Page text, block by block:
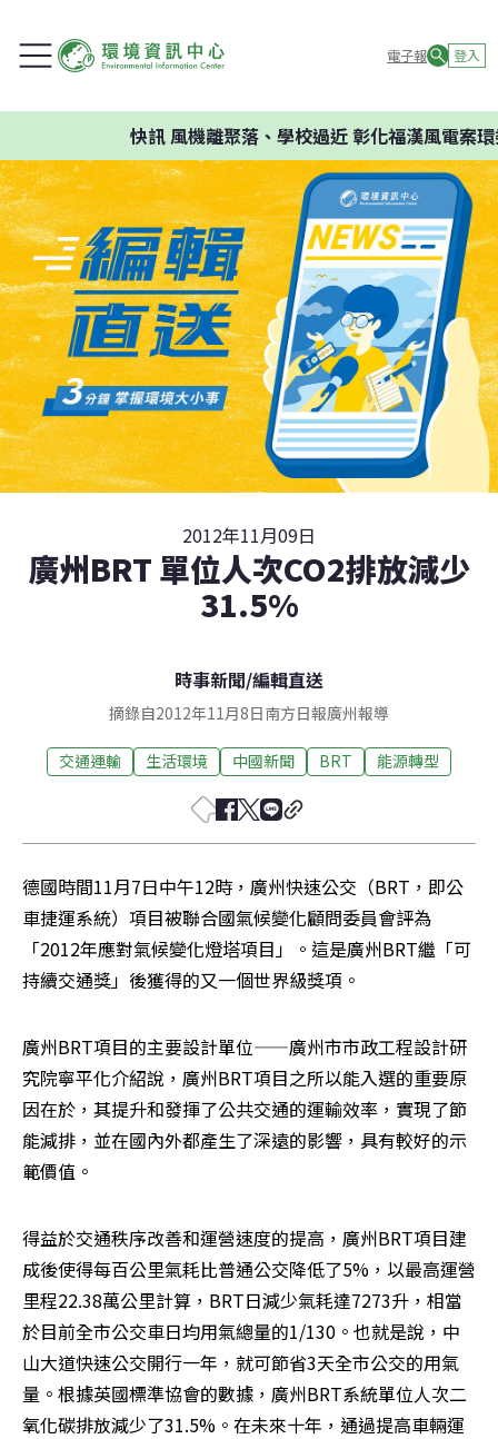
電子報 登入
快訊風機離聚落、學校過近 彰化福漢風電案環
2012年11月09日
廣州BRT 單位人次CO2排放減少
31.5%
時事新聞/編輯直送
摘錄自2012年11月8日南方日報廣州報導
交通運輸 生活環境 中國新聞 BRT 能源轉型
德國時間11月7日中午12時，廣州快速公交（BRT，即公
車捷運系統）項目被聯合國氣候變化顧問委員會評為
「2012年應對氣候變化燈塔項目」。這是廣州BRT繼「可
持續交通獎」後獲得的又一個世界級獎項。
廣州BRT項目的主要設計單位——廣州市市政工程設計研
究院寧平化介紹說，廣州BRT項目之所以能入選的重要原
因在於，其提升和發揮了公共交通的運輸效率，實現了節
能減排，並在國內外都產生了深遠的影響，具有較好的示
範價值。
得益於交通秩序改善和運營速度的提高，廣州BRT項目建
成後使得每百公里氣耗比普通公交降低了5%，以最高運營
里程22.38萬公里計算，BRT日減少氣耗達7273升，相當
於目前全市公交車日均用氣總量的1/130。也就是說，中
山大道快速公交開行一年，就可節省3天全市公交的用氣
量。根據英國標準協會的數據，廣州BRT系統單位人次二
氧化碳排放減少了31.5%。在未來十年，通過提高車輛運